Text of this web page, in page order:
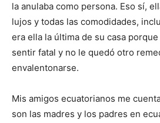
la anulaba como persona. Eso sí,
lujos y todas las comodidades,
era ella la última de su casa
sentir fatal y no le quedó otro
envalentonarse.
Mis amigos ecuatorianos me
son las madres y los padres en